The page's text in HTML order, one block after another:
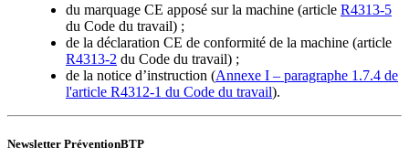
du marquage CE apposé sur la machine (article R4313-5
du Code du travail) ;
de la déclaration CE de conformité de la machine (article
R4313-2 du Code du travail) ;
de la notice d’instruction (Annexe I – paragraphe 1.7.4 de
l'article R4312-1 du Code du travail).
Newsletter PréventionBTP